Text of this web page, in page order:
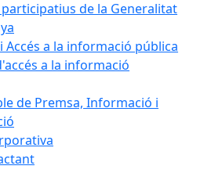
de la Generalitat
Accés a la informació pública
a la informació
de Premsa, Informació i